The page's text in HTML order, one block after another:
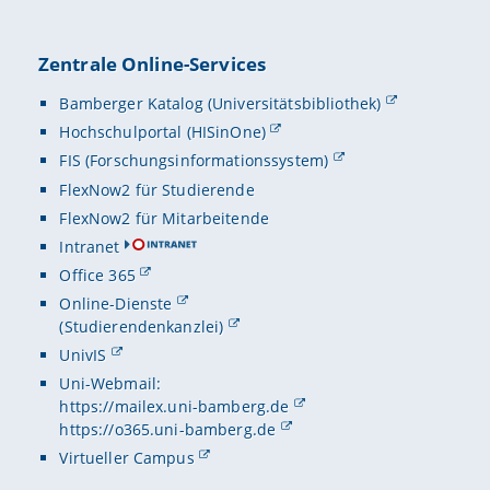
DiKuLe-
2026
2026
2025
World
10/2018 -
04/2018 -
:
Zentrale Online-Services
Bamberger Katalog (Universitätsbibliothek)
Hochschulportal (HISinOne)
FIS (Forschungsinformationssystem)
FlexNow2 für Studierende
FlexNow2 für Mitarbeitende
Intranet
Office 365
Online-Dienste
(Studierendenkanzlei)
UnivIS
Uni-Webmail:
https://mailex.uni-bamberg.de
https://o365.uni-bamberg.de
Virtueller Campus